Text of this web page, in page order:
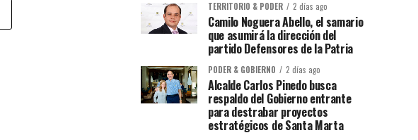
TERRITORIO & PODER 2 días ago
Camilo Noguera Abello, el samario
que asumirá la dirección del
partido Defensores de la Patria
PODER & GOBIERNO 2 días ago
Alcalde Carlos Pinedo busca
respaldo del Gobierno entrante
para destrabar proyectos
estratégicos de Santa Marta